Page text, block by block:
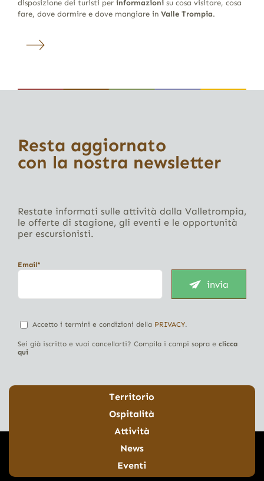
disposizione dei turisti per informazionisu cosa visitare, cosa
fare, dove dormire e dove mangiare in Valle Trompia.
Resta aggiornato
con la nostra newsletter
Restate informati sulle attività dalla Valletrompia,
le offerte di stagione, gli eventi e le opportunità
per escursionisti.
Email*
invia
Accetto i termini e condizioni della PRIVACY.
Sei già iscritto e vuoi cancellarti? Compila i campi sopra e clicca
qui
Territorio
Ospitalità
Attività
News
Eventi